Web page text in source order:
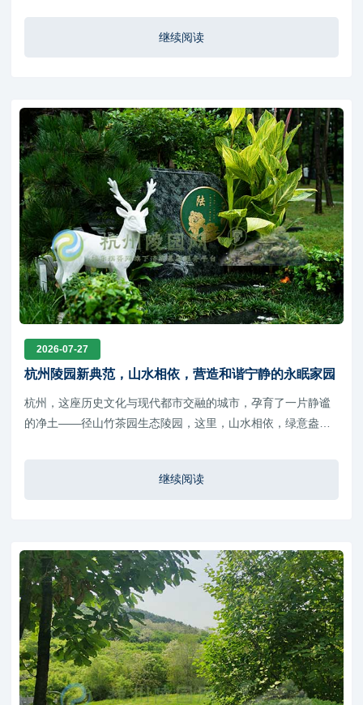
继续阅读
2026-07-27
杭州陵园新典范，山水相依，营造和谐宁静的永眠家园
杭州，这座历史文化与现代都市交融的城市，孕育了一片静谧
的净土——径山竹茶园生态陵园，这里，山水相依，绿意盎
继续阅读